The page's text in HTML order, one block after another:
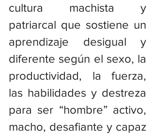
cultura machista y
patriarcal que sostiene un
aprendizaje desigual y
diferente según el sexo, la
productividad, la fuerza,
las habilidades y destreza
para ser “hombre” activo,
macho, desafiante y capaz